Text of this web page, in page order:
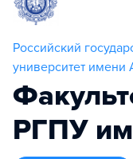
Российский
университет имени
РГПУ